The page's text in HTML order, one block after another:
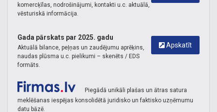
komercķīlas, nodrošinājumi, kontakti u.c. aktuālā,
vēsturiskā informācija.
Apskatīt
Gada pārskats par 2025. gadu
Aktuālā bilance, peļņas un zaudējumu aprēķins,
naudas plūsma u.c. pielikumi – skenēts / EDS
formāts.
Piegādā unikāli plašas un ātras satura
meklēšanas iespējas konsolidētā juridisko un faktisko uzņēmumu
datu bāzē.